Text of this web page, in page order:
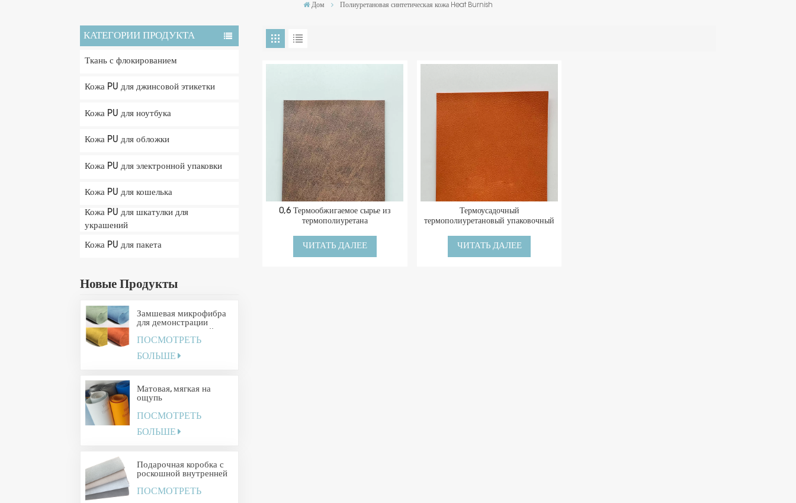
Дом Полиуретановая синтетическая кожа Heat Burnish
КАТЕГОРИИ ПРОДУКТА
Ткань с флокированием
Кожа PU для джинсовой этикетки
Кожа PU для ноутбука
Кожа PU для обложки
Кожа PU для электронной упаковки
Кожа PU для кошелька
Кожа PU для шкатулки для
украшений
Кожа PU для пакета
Новые Продукты
Замшевая микрофибра
для демонстрации
ПОСМОТРЕТЬ
БОЛЬШЕ
Матовая, мягкая на
ощупь
обложка для книги
ПОСМОТРЕТЬ
БОЛЬШЕ
Подарочная коробка с
роскошной внутренней
ПОСМОТРЕТЬ
0,6 Термообжигаемое сырье из
термополиуретана
ЧИТАТЬ ДАЛЕЕ
Термоусадочный
термополиуретановый упаковочный
ЧИТАТЬ ДАЛЕЕ